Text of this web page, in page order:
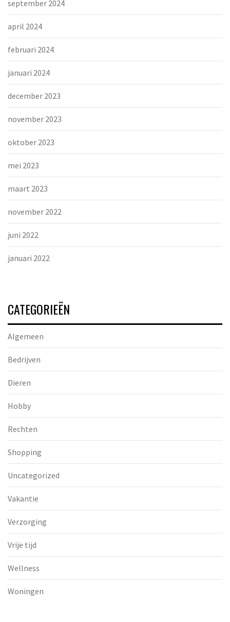
september 2024
april 2024
februari 2024
januari 2024
december 2023
november 2023
oktober 2023
mei 2023
maart 2023
november 2022
juni 2022
januari 2022
CATEGORIEËN
Algemeen
Bedrijven
Dieren
Hobby
Rechten
Shopping
Uncategorized
Vakantie
Verzorging
Vrije tijd
Wellness
Woningen